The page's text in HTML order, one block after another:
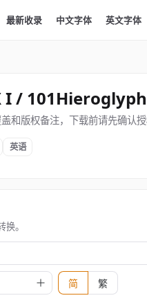
最新收录 中文字体 英文字体
I /
和版权备注，下载前请先确认授
英语
。
简 繁